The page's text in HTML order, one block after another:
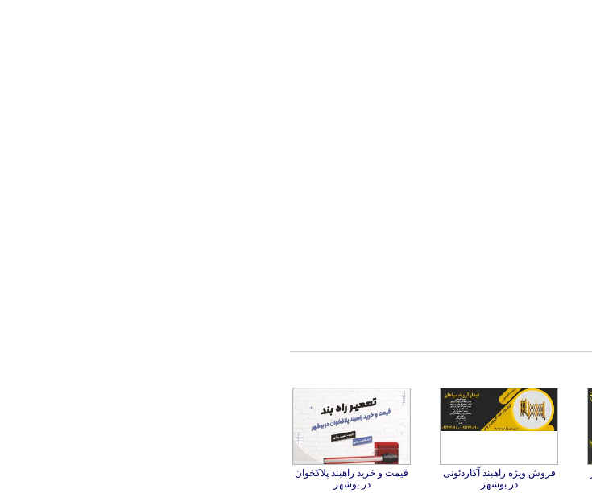
فروش ویژه راهبند آکاردئونی
در بوشهر
قیمت و خرید راهبند پلاکخوان
در بوشهر